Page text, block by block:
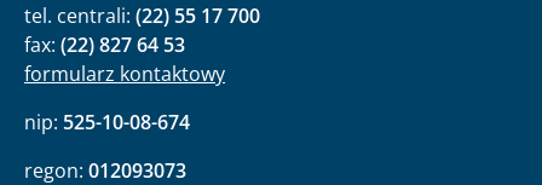
tel. centrali: (22) 55 17 700
fax: (22) 827 64 53
formularz kontaktowy
nip: 525-10-08-674
regon: 012093073